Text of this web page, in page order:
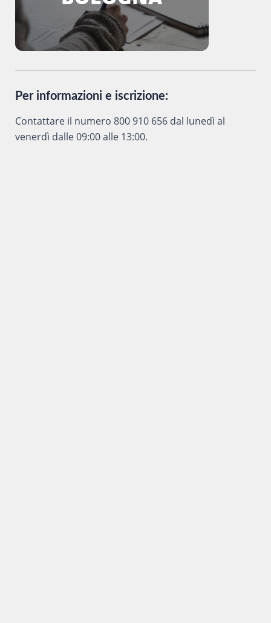
Per informazioni e iscrizione:
Contattare il numero 800 910 656 dal lunedì al
venerdì dalle 09:00 alle 13:00.